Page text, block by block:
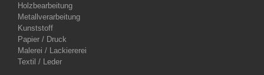
Holzbearbeitung
Metallverarbeitung
Kunststoff
Papier / Druck
Malerei / Lackiererei
Textil / Leder